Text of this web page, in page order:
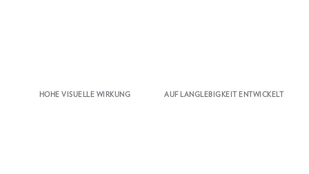
HOHE VISUELLE WIRKUNG AUF LANGLEBIGKEIT ENTWICKELT